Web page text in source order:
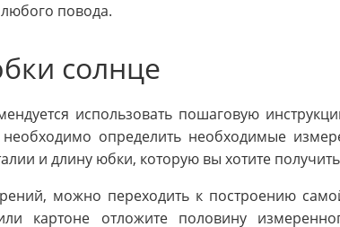
повода.
солнце
использовать пошаговую
определить необходимые
и длину юбки, которую вы хотите
можно переходить к построению
картоне отложите половину